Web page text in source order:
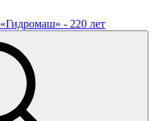
«Гидромаш» - 220 лет